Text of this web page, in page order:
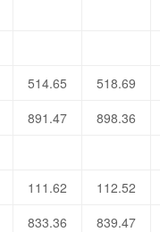
514.65 518.69
891.47 898.36
111.62 112.52
833.36 839.47